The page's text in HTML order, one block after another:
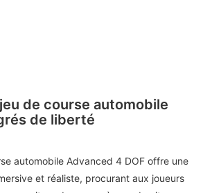
de course automobile
de liberté
automobile Advanced 4 DOF offre une
et réaliste, procurant aux joueurs